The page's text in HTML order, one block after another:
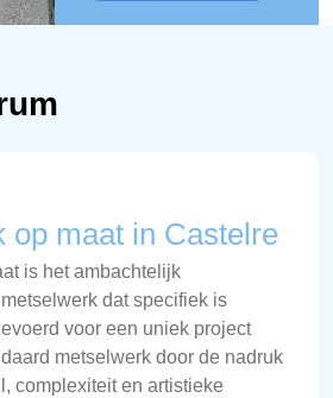
op maat in Castelre
is het ambachtelijk
dat specifiek is
voor een uniek project
metselwerk door de nadruk
complexiteit en artistieke